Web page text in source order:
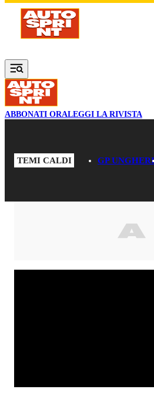
Vai al contenuto principale
ABBONATI ORALEGGI LA RIVISTA
TEMI CALDI GP